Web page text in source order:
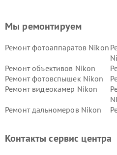
Мы ремонтируем
Ремонт фотоаппаратов Nikon
Ремонт объективов Nikon
Ремонт фотовспышек Nikon
Ремонт видеокамер Nikon
Ремонт дальномеров Nikon
Контакты сервис центра